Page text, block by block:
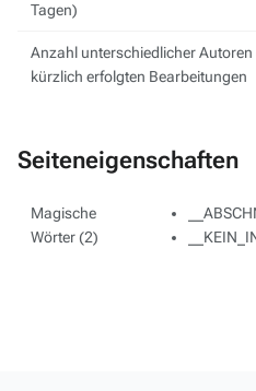
Tagen)
Anzahl unterschiedlicher Autoren
kürzlich erfolgten Bearbeitungen
Seiteneigenschaften
Magische
Wörter (2)